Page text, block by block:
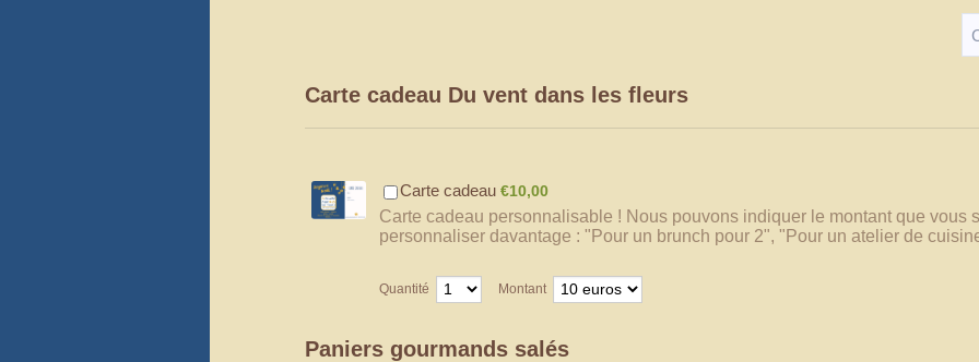
Carte cadeau Du vent dans les fleurs
Carte cadeau €10,00
€10,00
Carte cadeau personnalisable ! Nous pouvons indiquer le montant que vous
personnaliser davantage : "Pour un brunch pour 2", "Pour un atelier de
Quantité Montant
Paniers gourmands salés